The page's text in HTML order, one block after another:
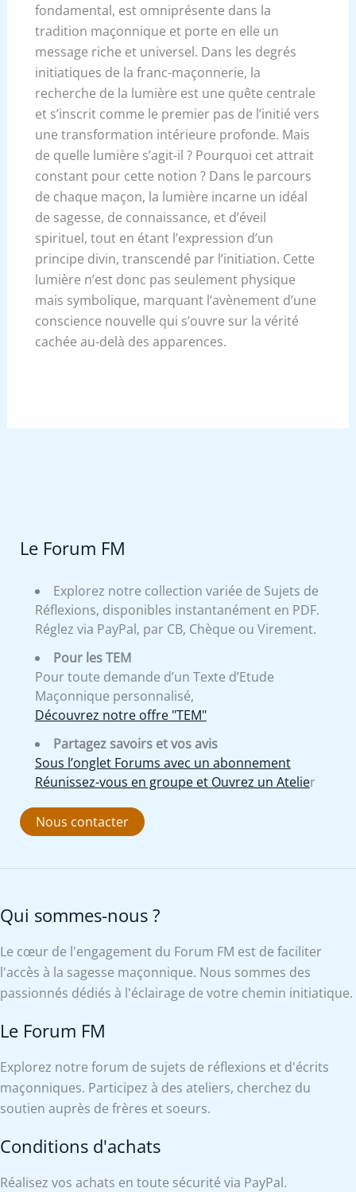
fondamental, est omniprésente dans la
tradition maçonnique et porte en elle un
message riche et universel. Dans les degrés
initiatiques de la franc-maçonnerie, la
recherche de la lumière est une quête centrale
et s’inscrit comme le premier pas de l’initié vers
une transformation intérieure profonde. Mais
de quelle lumière s’agit-il ? Pourquoi cet attrait
constant pour cette notion ? Dans le parcours
de chaque maçon, la lumière incarne un idéal
de sagesse, de connaissance, et d’éveil
spirituel, tout en étant l’expression d’un
principe divin, transcendé par l’initiation. Cette
lumière n’est donc pas seulement physique
mais symbolique, marquant l’avènement d’une
conscience nouvelle qui s’ouvre sur la vérité
cachée au-delà des apparences.
Le Forum FM
Explorez notre collection variée de Sujets de
Réflexions, disponibles instantanément en PDF.
Réglez via PayPal, par CB, Chèque ou Virement.
Pour les TEM
Pour toute demande d’un Texte d’Etude
Maçonnique personnalisé,
Découvrez notre offre "TEM"
Partagez savoirs et vos avis
Sous l’onglet Forums avec un abonnement
Réunissez-vous en groupe et Ouvrez un Atelier
Nous contacter
Qui sommes-nous ?
Le cœur de l'engagement du Forum FM est de faciliter
l'accès à la sagesse maçonnique. Nous sommes des
passionnés dédiés à l'éclairage de votre chemin initiatique.
Le Forum FM
Explorez notre forum de sujets de réflexions et d'écrits
maçonniques. Participez à des ateliers, cherchez du
soutien auprès de frères et soeurs.
Conditions d'achats
Réalisez vos achats en toute sécurité via PayPal.